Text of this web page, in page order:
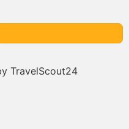
TravelScout24